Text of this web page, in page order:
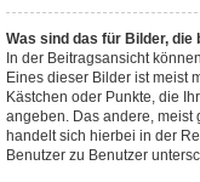
Was sind das für Bilder, die
In der Beitragsansicht
Eines dieser Bilder ist meist
Kästchen oder Punkte, die
angeben. Das andere, meist
handelt sich hierbei in der
Benutzer zu Benutzer